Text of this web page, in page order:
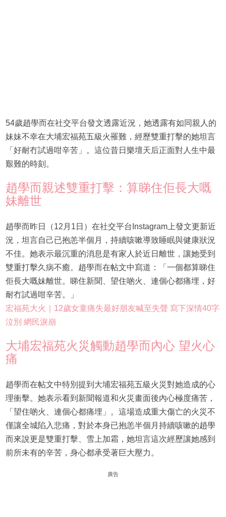
54歲趙學而在社交平台發文透露近況，她透露有如同親人的
妹妹不幸在大埔宏福苑五級火罹難，經歷雙重打擊的她坦言
「好耐冇試過咁辛苦」。這位昔日樂壇天后正面對人生中最
艱難的時刻。
趙學而親述雙重打擊：算睇住佢長大嘅
妹離世
趙學而昨日（12月1日）在社交平台Instagram上發文更新近
況，坦言自己已抱恙半個月，持續咳嗽導致睡眠與健康狀況
不佳。她表示最沉重的消息是有家人於近日離世，讓她受到
雙重打擊久病不癒。趙學而在帖文中寫道：「一個都算睇住
佢長大嘅妹離世。睇住新聞、望住啲火、連個心都痛埋，好
耐冇試過咁辛苦。」
宏福苑大火｜12歲女童痛失最好朋友喊至失聲 寫下深情40字
泣別 網民淚崩
大埔宏福苑火災觸動趙學而內心 望火心
痛
趙學而在帖文中特別提到大埔宏福苑五級火災對她造成的心
理衝擊。她表示看到新聞報道和火災畫面後內心極度痛苦，
「望住啲火、連個心都痛埋」。這場造成重大傷亡的火災不
僅讓全城陷入悲痛，對於本身已抱恙半個月持續咳嗽的趙學
而來說更是雙重打擊、雪上加霜，她坦言這次經歷讓她感到
前所未有的辛苦，身心都承受著巨大壓力。
廣告